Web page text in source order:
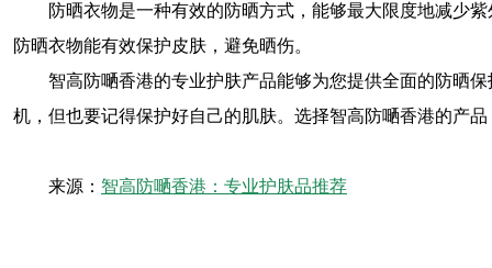
防晒衣物是一种有效的防晒方式，能够最大限度地减少
防晒衣物能有效保护皮肤，避免晒伤。
智高防嗮香港的专业护肤产品能够为您提供全面的防晒
机，但也要记得保护好自己的肌肤。选择智高防嗮香港的产
来源： 智高防嗮香港：专业护肤品推荐